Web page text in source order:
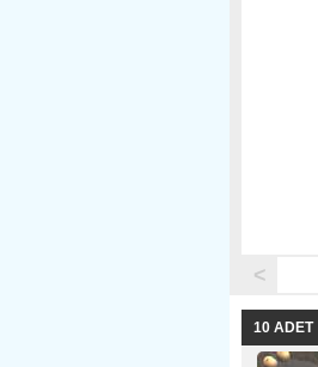
<
10 ADET